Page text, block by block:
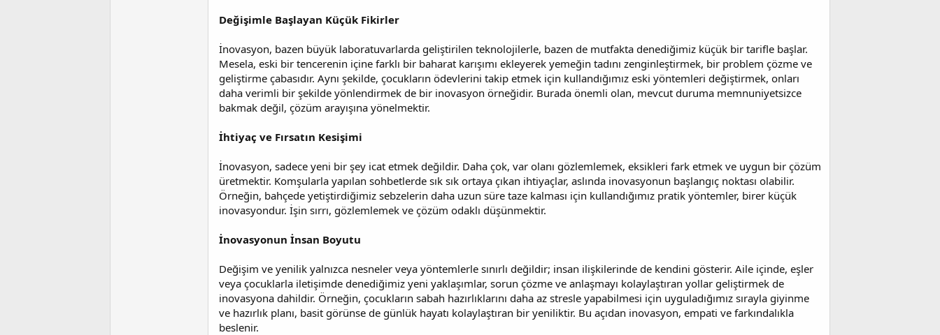
Değişimle Başlayan Küçük Fikirler
İnovasyon, bazen büyük laboratuvarlarda geliştirilen teknolojilerle, bazen de mutfakta denediğimiz küçük bir tarifle başlar.
Mesela, eski bir tencerenin içine farklı bir baharat karışımı ekleyerek yemeğin tadını zenginleştirmek, bir problem çözme ve
geliştirme çabasıdır. Aynı şekilde, çocukların ödevlerini takip etmek için kullandığımız eski yöntemleri değiştirmek, onları
daha verimli bir şekilde yönlendirmek de bir inovasyon örneğidir. Burada önemli olan, mevcut duruma memnuniyetsizce
bakmak değil, çözüm arayışına yönelmektir.
İhtiyaç ve Fırsatın Kesişimi
İnovasyon, sadece yeni bir şey icat etmek değildir. Daha çok, var olanı gözlemlemek, eksikleri fark etmek ve uygun bir çözüm
üretmektir. Komşularla yapılan sohbetlerde sık sık ortaya çıkan ihtiyaçlar, aslında inovasyonun başlangıç noktası olabilir.
Örneğin, bahçede yetiştirdiğimiz sebzelerin daha uzun süre taze kalması için kullandığımız pratik yöntemler, birer küçük
inovasyondur. İşin sırrı, gözlemlemek ve çözüm odaklı düşünmektir.
İnovasyonun İnsan Boyutu
Değişim ve yenilik yalnızca nesneler veya yöntemlerle sınırlı değildir; insan ilişkilerinde de kendini gösterir. Aile içinde, eşler
veya çocuklarla iletişimde denediğimiz yeni yaklaşımlar, sorun çözme ve anlaşmayı kolaylaştıran yollar geliştirmek de
inovasyona dahildir. Örneğin, çocukların sabah hazırlıklarını daha az stresle yapabilmesi için uyguladığımız sırayla giyinme
ve hazırlık planı, basit görünse de günlük hayatı kolaylaştıran bir yeniliktir. Bu açıdan inovasyon, empati ve farkındalıkla
beslenir.